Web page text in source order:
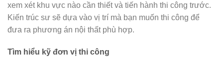
xem xét khu vực nào cần thiết và tiến hành thi công trước.
Kiến trúc sư sẽ dựa vào vị trí mà bạn muốn thi công để
đưa ra phương án nội thất phù hợp.
Tìm hiểu kỹ đơn vị thi công